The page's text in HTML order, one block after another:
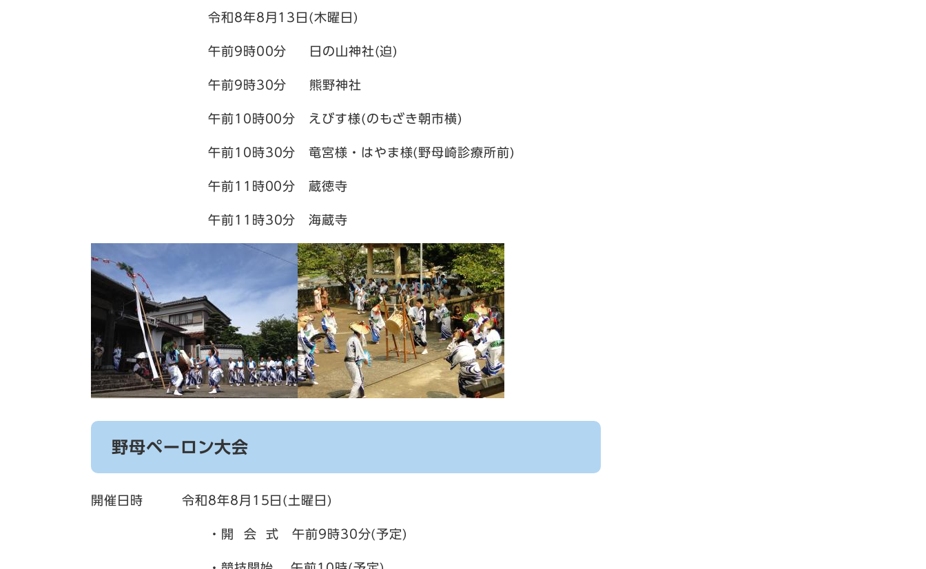
令和8年8月13日(木曜日)
午前9時00分 日の山神社(迫)
午前9時30分 熊野神社
午前10時00分 えびす様(のもざき朝市横)
午前10時30分竜宮様 ・はやま様(野母崎診療所前)
午前11時00分 蔵徳寺
午前11時30分海蔵寺
野母ペーロン大会
開催日時 令和8年8月15日(土曜日)
・開 会 式 午前9時30分(予定)